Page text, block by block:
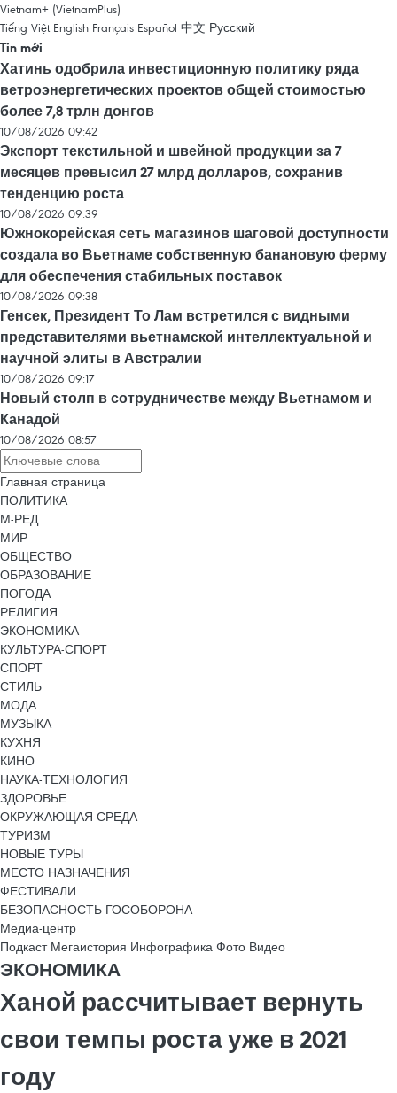
Vietnam+ (VietnamPlus)
Tiếng Việt English Français Español 中文 Русский
Tin mới
Хатинь одобрила инвестиционную политику ряда
ветроэнергетических проектов общей стоимостью
более 7,8 трлн донгов
10/08/2026 09:42
Экспорт текстильной и швейной продукции за 7
месяцев превысил 27 млрд долларов, сохранив
тенденцию роста
10/08/2026 09:39
Южнокорейская сеть магазинов шаговой доступности
создала во Вьетнаме собственную банановую ферму
для обеспечения стабильных поставок
10/08/2026 09:38
Генсек, Президент То Лам встретился с видными
представителями вьетнамской интеллектуальной и
научной элиты в Австралии
10/08/2026 09:17
Новый столп в сотрудничестве между Вьетнамом и
Канадой
10/08/2026 08:57
Главная страница
ПОЛИТИКА
М-РЕД
МИР
ОБЩЕСТВО
ОБРАЗОВАНИЕ
ПОГОДА
РЕЛИГИЯ
ЭКОНОМИКА
КУЛЬТУРА-СПОРТ
СПОРТ
СТИЛЬ
МОДА
МУЗЫКА
КУХНЯ
КИНО
НАУКА-ТЕХНОЛОГИЯ
ЗДОРОВЬЕ
ОКРУЖАЮЩАЯ СРЕДА
ТУРИЗМ
НОВЫЕ ТУРЫ
МЕСТО НАЗНАЧЕНИЯ
ФЕСТИВАЛИ
БЕЗОПАСНОСТЬ-ГОСОБОРОНА
Медиа-центр
Подкаст Мегаистория Инфографика Фото Видео
ЭКОНОМИКА
Ханой рассчитывает вернуть
свои темпы роста уже в 2021
году